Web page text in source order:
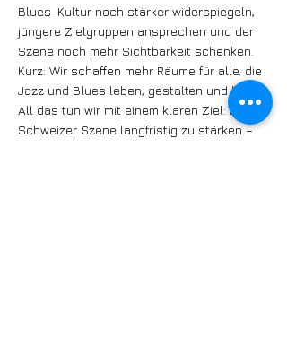
Blues-Kultur noch stärker widerspiegeln,
jüngere Zielgruppen ansprechen und der
Szene noch mehr Sichtbarkeit schenken.
Kurz: Wir schaffen mehr Räume für alle, die
Jazz und Blues leben, gestalten und lieben.
All das tun wir mit einem klaren Ziel: Die
Schweizer Szene langfristig zu stärken –